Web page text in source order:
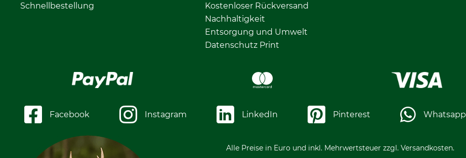
Schnellbestellung
Kostenloser Rückversand
Nachhaltigkeit
Entsorgung und Umwelt
Datenschutz Print
Facebook Instagram LinkedIn Pinterest Whatsapp
Alle Preise in Euro und inkl. Mehrwertsteuer zzgl. Versandkosten.